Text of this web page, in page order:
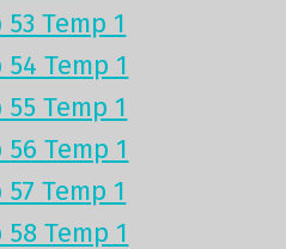
Temp 1
Temp 1
Temp 1
Temp 1
Temp 1
Temp 1